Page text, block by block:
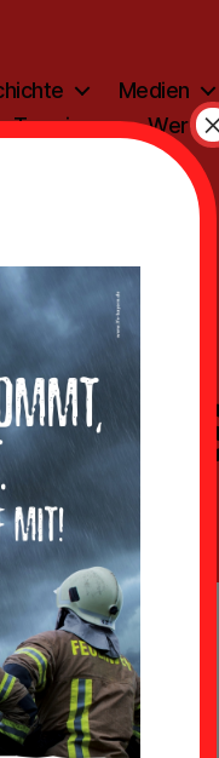
Medien
Termine